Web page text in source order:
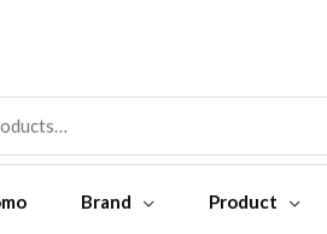
Brand Product